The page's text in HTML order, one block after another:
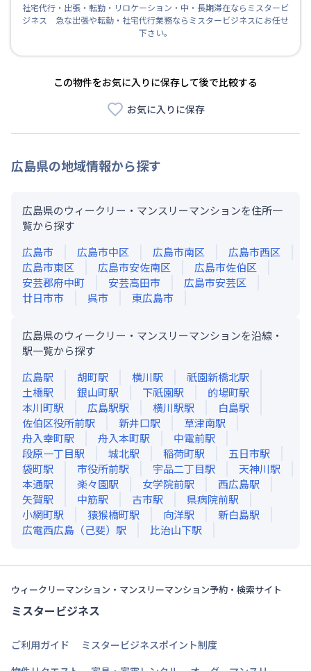
社宅代行・出張・転勤・リロケーション・中・長期滞在ならミスタービ
ジネス 急な出張や転勤・社宅代行業務ならミスタービジネスにお任せ
下さい。
この物件をお気に入りに保存して後で比較する
お気に入りに保存
広島県の地域情報から探す
広島県のウィークリー・マンスリーマンションを住所一
覧から探す
広島市
広島市中区 広島市南区
広島市西区
広島市東区
広島市安佐南区
広島市佐伯区
安芸郡府中町
安芸高田市
広島市安芸区
廿日市市
呉市 東広島市
広島県のウィークリー・マンスリーマンションを沿線・
駅一覧から探す
広島駅 胡町駅 横川駅 祇園新橋北駅
土橋駅 銀山町駅 下祇園駅 的場町駅
本川町駅 広島駅駅 横川駅駅 白島駅
佐伯区役所前駅 新井口駅 草津南駅
舟入幸町駅 舟入本町駅 中電前駅
段原一丁目駅 城北駅 稲荷町駅 五日市駅
袋町駅 市役所前駅 宇品二丁目駅 天神川駅
本通駅 楽々園駅 女学院前駅 西広島駅
矢賀駅 中筋駅 古市駅 県病院前駅
小網町駅 猿猴橋町駅 向洋駅 新白島駅
広電西広島（己斐） 駅 比治山下駅
ウィークリーマンション・マンスリーマンション予約・検索サイト
ミスタービジネス
ご利用ガイド
ミスタービジネスポイント制度